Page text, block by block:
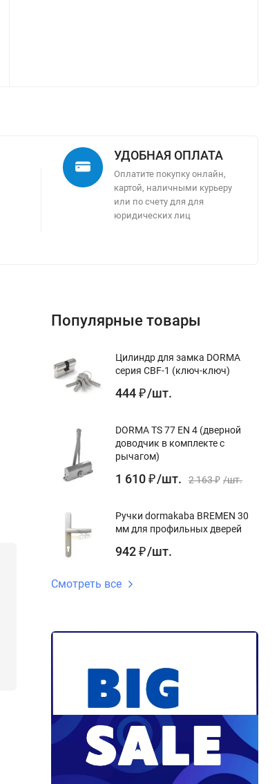
УДОБНАЯ ОПЛАТА
Оплатите покупку онлайн,
картой, наличными курьеру
или по счету для для
юридических лиц
Популярные товары
Цилиндр для замка DORMA
серия CBF-1 (ключ-ключ)
444 ₽ /шт.
DORMA TS 77 EN 4 (дверной
доводчик в комплекте с
рычагом)
1 610 ₽ /шт. 2 163 ₽ /шт.
Ручки dormakaba BREMEN 30
мм для профильных дверей
942 ₽ /шт.
Смотреть все